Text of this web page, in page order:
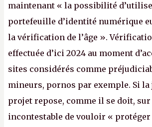
maintenant « la possibilité
portefeuille d’identité numérique
la vérification de l’âge ».
effectuée d’ici 2024 au moment
sites considérés comme
mineurs, pornos par exemple. Si
projet repose, comme il se doit, sur
incontestable de vouloir «